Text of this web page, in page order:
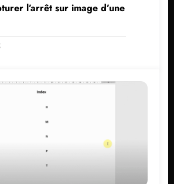
l’arrêt sur image d’une